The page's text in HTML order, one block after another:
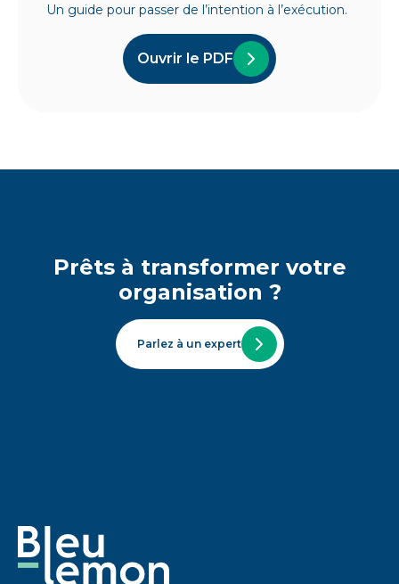
Un guide pour passer de l’intention à l’exécution.
Ouvrir le PDF
Prêts à transformer votre
organisation ?
Parlez à un expert